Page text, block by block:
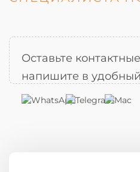
Оставьте
напишите в